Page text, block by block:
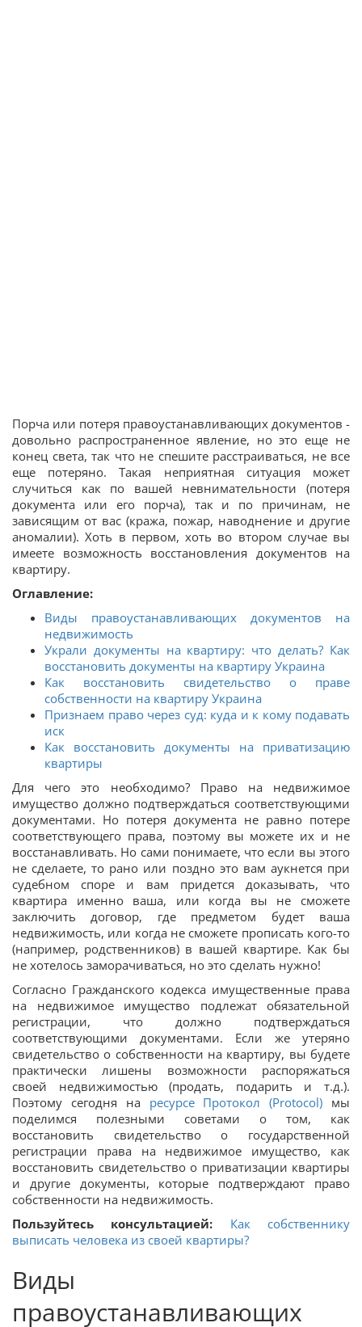
Порча или потеря правоустанавливающих документов -
довольно распространенное явление, но это еще не
конец света, так что не спешите расстраиваться, не все
еще потеряно. Такая неприятная ситуация может
случиться как по вашей невнимательности (потеря
документа или его порча), так и по причинам, не
зависящим от вас (кража, пожар, наводнение и другие
аномалии). Хоть в первом, хоть во втором случае вы
имеете возможность восстановления документов на
квартиру.
Оглавление:
Виды правоустанавливающих документов на
недвижимость
Украли документы на квартиру: что делать? Как
восстановить документы на квартиру Украина
Как восстановить свидетельство о праве
собственности на квартиру Украина
Признаем право через суд: куда и к кому подавать
иск
Как восстановить документы на приватизацию
квартиры
Для чего это необходимо? Право на недвижимое
имущество должно подтверждаться соответствующими
документами. Но потеря документа не равно потере
соответствующего права, поэтому вы можете их и не
восстанавливать. Но сами понимаете, что если вы этого
не сделаете, то рано или поздно это вам аукнется при
судебном споре и вам придется доказывать, что
квартира именно ваша, или когда вы не сможете
заключить договор, где предметом будет ваша
недвижимость, или когда не сможете прописать кого-то
(например, родственников) в вашей квартире. Как бы
не хотелось заморачиваться, но это сделать нужно!
Согласно Гражданского кодекса имущественные права
на недвижимое имущество подлежат обязательной
регистрации, что должно подтверждаться
соответствующими документами. Если же утеряно
свидетельство о собственности на квартиру, вы будете
практически лишены возможности распоряжаться
своей недвижимостью (продать, подарить и т.д.).
Поэтому сегодня на ресурсе Протокол (Protocol) мы
поделимся полезными советами о том, как
восстановить свидетельство о государственной
регистрации права на недвижимое имущество, как
восстановить свидетельство о приватизации квартиры
и другие документы, которые подтверждают право
собственности на недвижимость.
Пользуйтесь консультацией: Как собственнику
выписать человека из своей квартиры?
Виды
правоустанавливающих